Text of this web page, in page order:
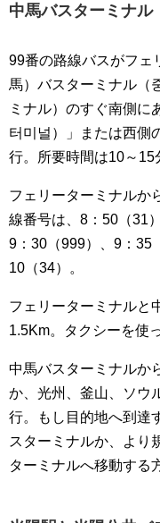
中馬バスターミナル
99番の路線バスがフェ
馬）バスターミナル（
ミナル）のすぐ南側に
터미널）」または西側
行。所要時間は10～15
フェリーターミナルか
線番号は、8：50（31
9：30（999）、9：35
10（34）。
フェリーターミナルと
1.5Km。タクシーを使
中馬バスターミナルか
か、光州、釜山、ソウ
行。もし目的地へ到達
スターミナルか、より
ターミナルへ移動する